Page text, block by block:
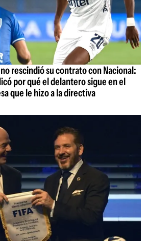
rescindió su contrato con Nacional:
por qué el delantero sigue en el
que le hizo a la directiva